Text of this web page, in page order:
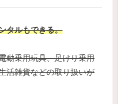
タルもできる。
動乗用玩具、足けり乗用
活雑貨などの取り扱いが